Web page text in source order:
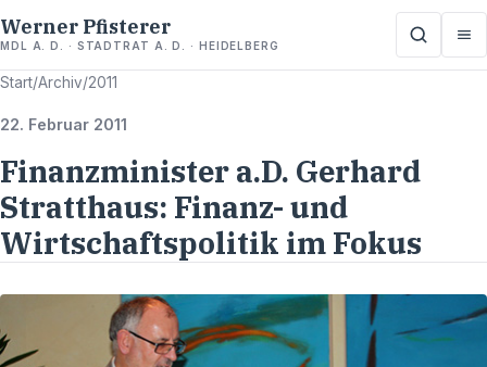
Werner Pfisterer
MDL A. D. · STADTRAT A. D. · HEIDELBERG
Start/Archiv/2011
22. Februar 2011
Finanzminister a.D. Gerhard
Stratthaus: Finanz- und
Wirtschaftspolitik im Fokus